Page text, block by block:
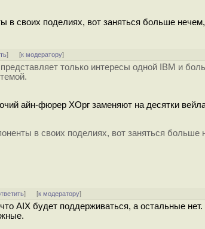
в своих поделиях, вот заняться больше
] [к модератору]
только интересы одной IBM и
айн-фюрер ХОрг заменяют на десятки
в своих поделиях, вот заняться больше
] [к модератору]
AIX будет поддерживаться, а остальные